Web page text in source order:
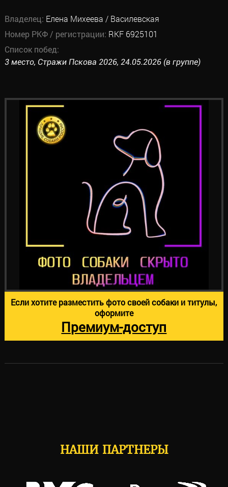
Владелец: Елена Михеева / Василевская
Номер РКФ / регистрации: RKF 6925101
Список побед:
3 место, Стражи Пскова 2026, 24.05.2026 (в группе)
Если хотите разместить фото своей собаки и титулы,
оформите
Премиум-доступ
НАШИ ПАРТНЕРЫ